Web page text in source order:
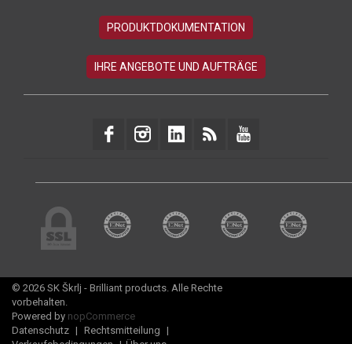
© 2026 SK Škrlj - Brilliant products. Alle Rechte
vorbehalten.
Powered by nopCommerce
Datenschutz | Rechtsmitteilung |